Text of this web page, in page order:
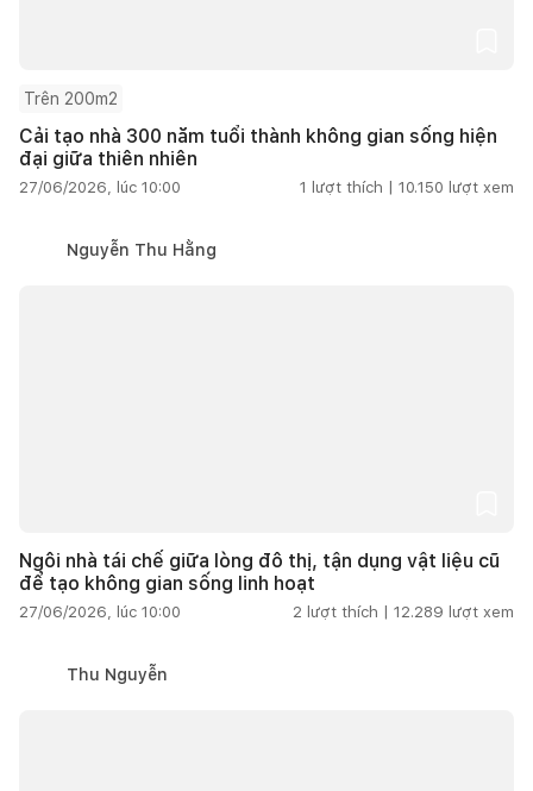
Trên 200m2
Cải tạo nhà 300 năm tuổi thành không gian sống hiện
đại giữa thiên nhiên
27/06/2026, lúc 10:00 1 lượt thích | 10.150 lượt xem
Nguyễn Thu Hằng
Ngôi nhà tái chế giữa lòng đô thị, tận dụng vật liệu cũ
để tạo không gian sống linh hoạt
27/06/2026, lúc 10:00 2 lượt thích | 12.289 lượt xem
Thu Nguyễn